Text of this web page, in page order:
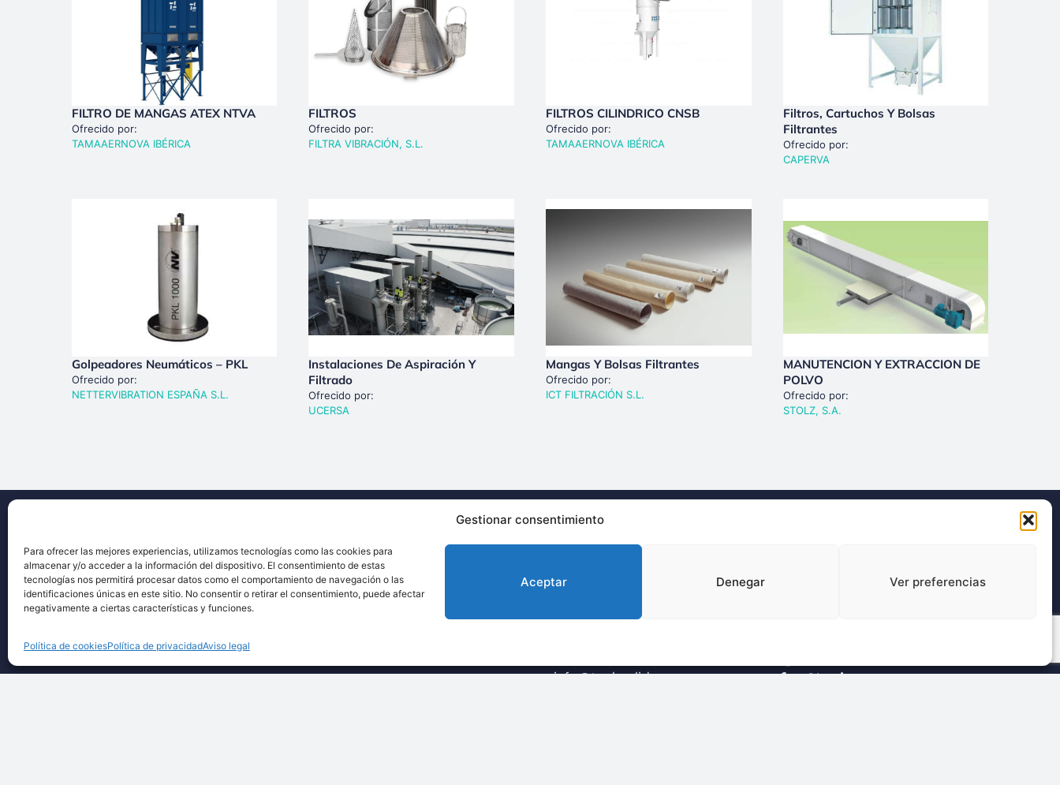
Gestionar consentimiento
Para ofrecer las mejores experiencias, utilizamos tecnologías como las cookies para
almacenar y/o acceder a la información del dispositivo. El consentimiento de estas
tecnologías nos permitirá procesar datos como el comportamiento de navegación o las
identificaciones únicas en este sitio. No consentir o retirar el consentimiento, puede afectar
negativamente a ciertas características y funciones.
Aceptar Denegar Ver preferencias
Política de cookiesPolítica de privacidadAviso legal
FILTRO DE MANGAS ATEX NTVA
Ofrecido por:
TAMAAERNOVA IBÉRICA
FILTROS
Ofrecido por:
FILTRA VIBRACIÓN, S.L.
FILTROS CILINDRICO CNSB
Ofrecido por:
TAMAAERNOVA IBÉRICA
Filtros, Cartuchos Y Bolsas
Filtrantes
Ofrecido por:
CAPERVA
Golpeadores Neumáticos – PKL
Ofrecido por:
NETTERVIBRATION ESPAÑA S.L.
Instalaciones De Aspiración Y
Filtrado
Ofrecido por:
UCERSA
Mangas Y Bolsas Filtrantes
Ofrecido por:
ICT FILTRACIÓN S.L.
MANUTENCION Y EXTRACCION DE
POLVO
Ofrecido por:
STOLZ, S.A.
Techsolids®está formado por las empresas que integran toda la
granulados y polvos secos
+34 93 238 68 68
C/ Francisco Giner, 27, bajos
info@techsolids.com